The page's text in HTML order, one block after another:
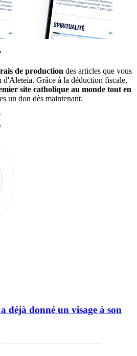
de production des articles que vous
d'Aleteia. Grâce à la déduction fiscale,
site catholique au monde tout en
un don dès maintenant.
déjà donné un visage à son